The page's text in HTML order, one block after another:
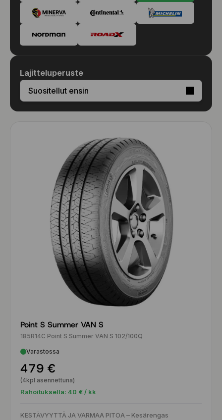
Lajitteluperuste
Suositellut ensin
Point S Summer VAN S
185R14C Point S Summer VAN S 102/100Q
Varastossa
479 €
(4kpl asennettuna)
Rahoituksella: 40 € / kk
KESTÄVYYTTÄ JA VARMAA PITOA – Kesärengas